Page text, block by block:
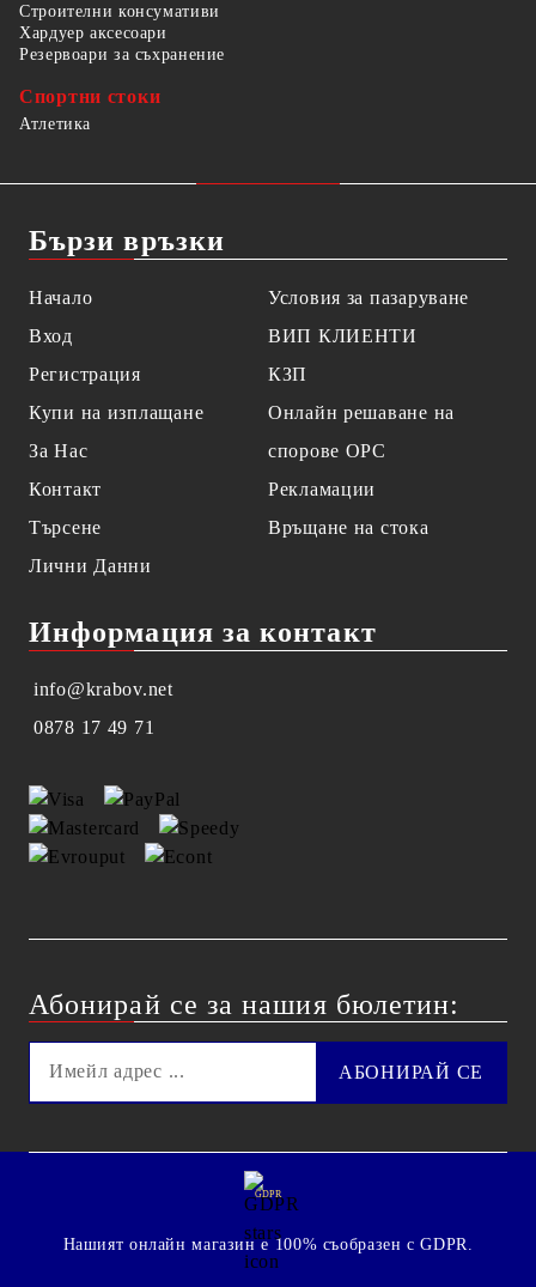
Строителни консумативи
Хардуер аксесоари
Резервоари за съхранение
Спортни стоки
Атлетика
Бързи връзки
Начало
Вход
Регистрация
Купи на изплащане
За Нас
Контакт
Търсене
Лични Данни
Условия за пазаруване
ВИП КЛИЕНТИ
КЗП
Онлайн решаване на
спорове OPC
Рекламации
Връщане на стока
Информация за контакт
info@krabov.net
0878 17 49 71
Абонирай се за нашия бюлетин:
GDPR
Нашият онлайн магазин е 100% съобразен с GDPR.